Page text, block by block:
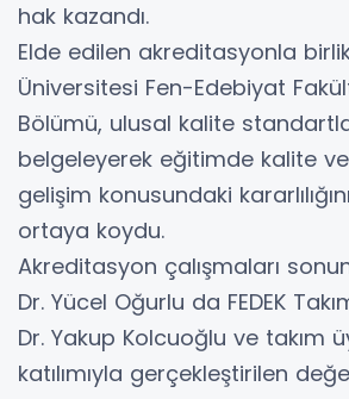
hak kazandı.
Elde edilen akreditasyonla
Üniversitesi Fen-Edebiyat
Bölümü, ulusal kalite
belgeleyerek eğitimde kalite
gelişim konusundaki
ortaya koydu.
Akreditasyon çalışmaları
Dr. Yücel Oğurlu da FEDEK
Dr. Yakup Kolcuoğlu ve takım
katılımıyla gerçekleştirilen